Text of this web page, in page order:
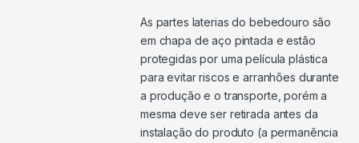
As partes laterias do bebedouro são
em chapa de aço pintada e estão
protegidas por uma película plástica
para evitar riscos e arranhões durante
a produção e o transporte, porém a
mesma deve ser retirada antes da
instalação do produto (a permanência